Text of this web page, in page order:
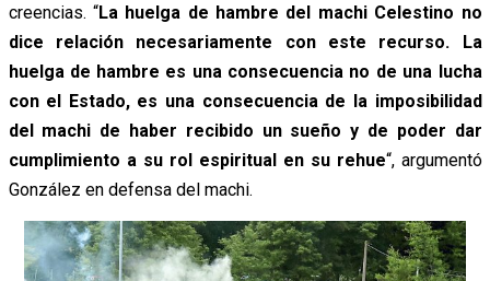
creencias. “La huelga de hambre del machi Celestino no
dice relación necesariamente con este recurso. La
huelga de hambre es una consecuencia no de una lucha
con el Estado, es una consecuencia de la imposibilidad
del machi de haber recibido un sueño y de poder dar
cumplimiento a su rol espiritual en su rehue“, argumentó
González en defensa del machi.